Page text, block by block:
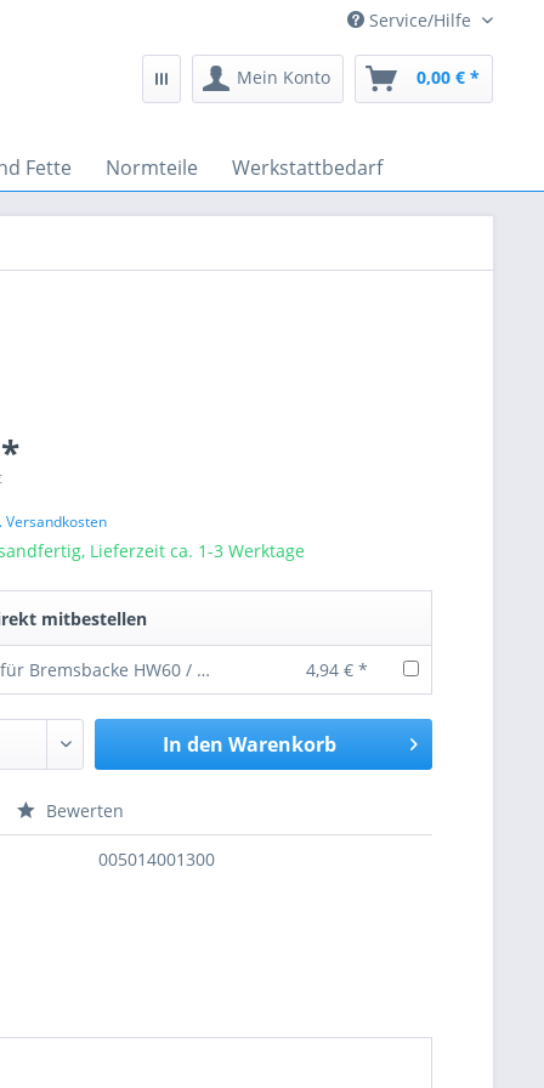
Service/Hilfe
Mein Konto 0,00 € *
Fette Normteile Werkstattbedarf
Versandkosten
Lieferzeit ca. 1-3 Werktage
mitbestellen
Gleitplatte für Bremsbacke HW60 / HW80 4,94 € *
In den Warenkorb
Bewerten
005014001300